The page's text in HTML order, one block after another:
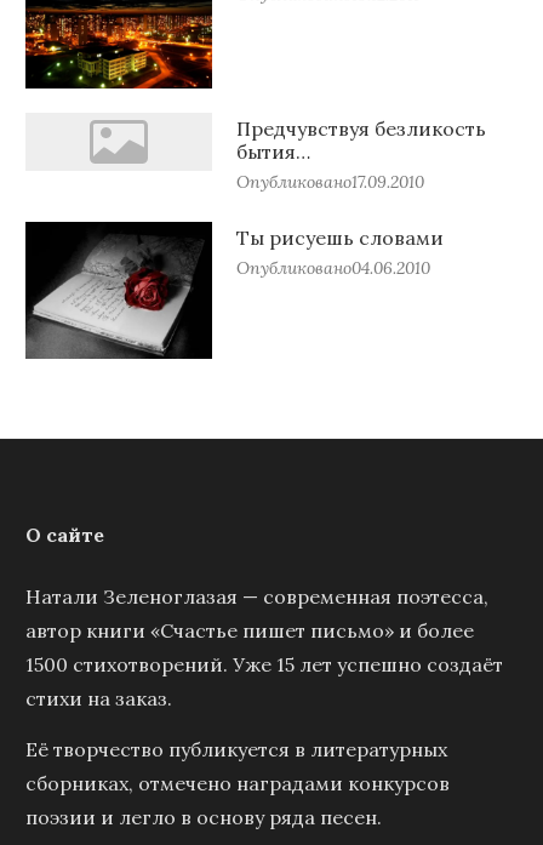
Предчувствуя безликость
бытия…
Опубликовано17.09.2010
Ты рисуешь словами
Опубликовано04.06.2010
О сайте
Натали Зеленоглазая — современная поэтесса,
автор книги «Счастье пишет письмо» и более
1500 стихотворений. Уже 15 лет успешно создаёт
стихи на заказ.
Её творчество публикуется в литературных
сборниках, отмечено наградами конкурсов
поэзии и легло в основу ряда песен.